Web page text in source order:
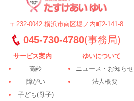
〒232-0042 横浜市南区堀ノ内町2-141-8
045-730-4780(事務局)
サービス案内
高齢
障がい
子ども(母子)
ゆいについて
ニュース・お知らせ
法人概要